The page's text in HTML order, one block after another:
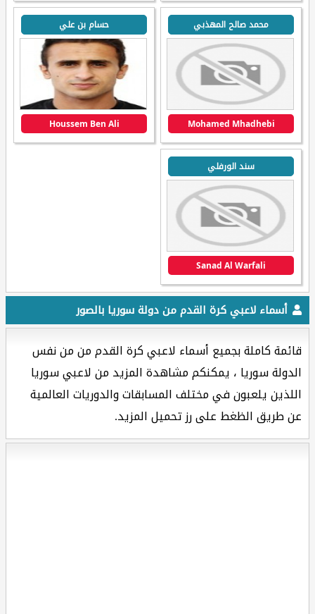
محمد صالح المهذبي
Mohamed Mhadhebi
حسام بن علي
Houssem Ben Ali
سند الورفلي
Sanad Al Warfali
أسماء لاعبي كرة القدم من دولة سوريا بالصور
قائمة كاملة بجميع أسماء لاعبي كرة القدم من من نفس
الدولة سوريا ، يمكنكم مشاهدة المزيد من لاعبي سوريا
اللذين يلعبون في مختلف المسابقات والدوريات العالمية
عن طريق الظغط على رز تحميل المزيد.